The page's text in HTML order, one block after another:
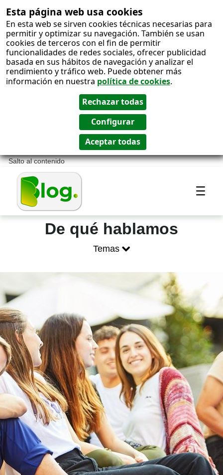
Esta página web usa cookies
En esta web se sirven cookies técnicas necesarias para
permitir y optimizar su navegación. También se usan
cookies de terceros con el fin de permitir
funcionalidades de redes sociales, ofrecer publicidad
basada en sus hábitos de navegación y analizar el
rendimiento y tráfico web. Puede obtener más
información en nuestra política de cookies.
Salto al contenido
Blog ONCE -
De qué hablamos
Temas